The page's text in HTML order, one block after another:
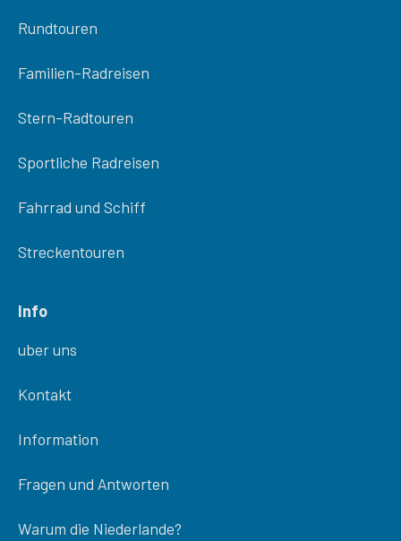
Rundtouren
Familien-Radreisen
Stern-Radtouren
Sportliche Radreisen
Fahrrad und Schiff
Streckentouren
Info
uber uns
Kontakt
Information
Fragen und Antworten
Warum die Niederlande?